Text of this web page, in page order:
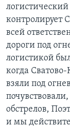
контролирует
всей
дороги под
логистикой
когда
взяли под
обстрелов,
и мы